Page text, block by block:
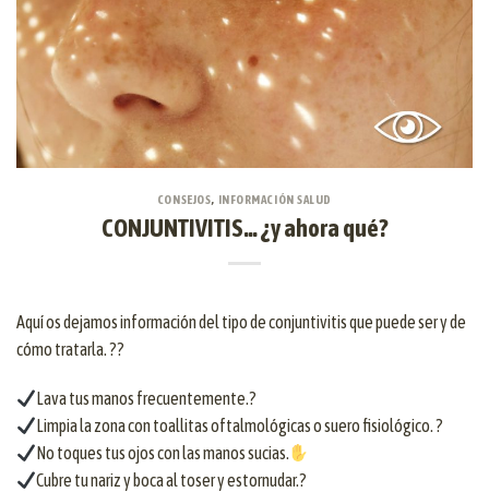
CONSEJOS, INFORMACIÓN SALUD
CONJUNTIVITIS… ¿y ahora qué?
Aquí os dejamos información del tipo de conjuntivitis que puede ser y de
cómo tratarla. ??
Lava tus manos frecuentemente.?
Limpia la zona con toallitas oftalmológicas o suero fisiológico. ?
No toques tus ojos con las manos sucias.
Cubre tu nariz y boca al toser y estornudar.?